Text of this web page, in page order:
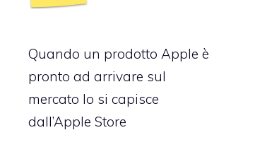
Quando un prodotto Apple è
pronto ad arrivare sul
mercato lo si capisce
dall’Apple Store